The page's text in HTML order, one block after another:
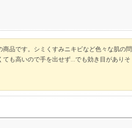
品です。シミくすみニキビなど色々な肌の問
も高いので手を出せず…でも効き目がありそ